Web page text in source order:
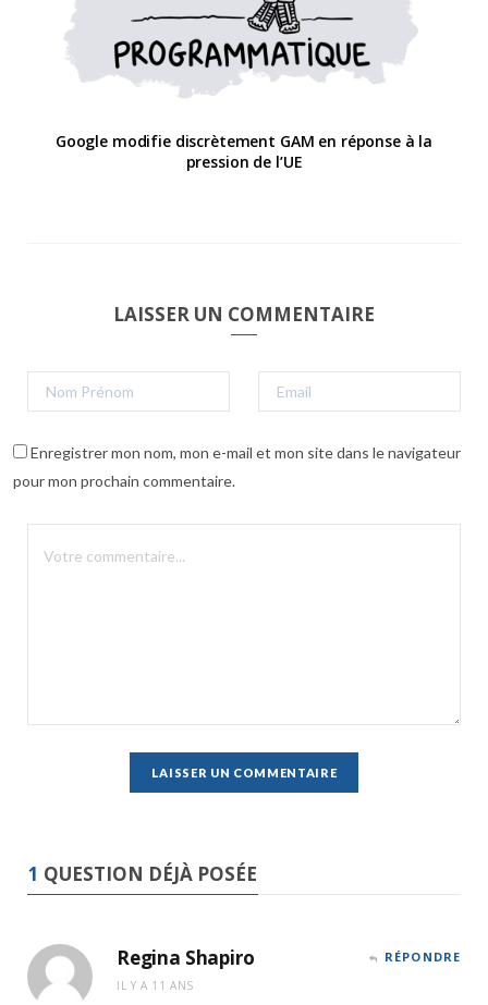
Google modifie discrètement GAM en réponse à la
pression de l’UE
LAISSER UN COMMENTAIRE
Enregistrer mon nom, mon e-mail et mon site dans le navigateur
pour mon prochain commentaire.
1 QUESTION DÉJÀ POSÉE
Regina Shapiro
IL Y A 11 ANS
RÉPONDRE